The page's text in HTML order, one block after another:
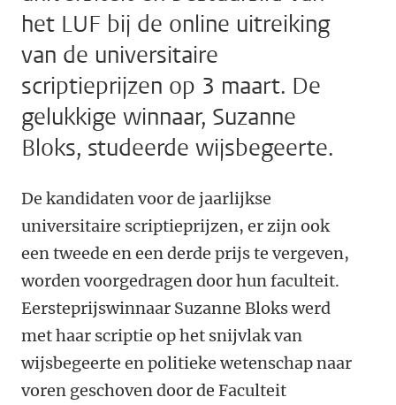
het LUF bij de online uitreiking
van de universitaire
scriptieprijzen op 3 maart. De
gelukkige winnaar, Suzanne
Bloks, studeerde wijsbegeerte.
De kandidaten voor de jaarlijkse
universitaire scriptieprijzen, er zijn ook
een tweede en een derde prijs te vergeven,
worden voorgedragen door hun faculteit.
Eersteprijswinnaar Suzanne Bloks werd
met haar scriptie op het snijvlak van
wijsbegeerte en politieke wetenschap naar
voren geschoven door de Faculteit